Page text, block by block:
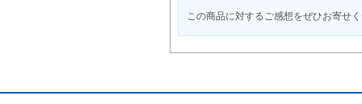
この商品に対するご感想をぜひお寄せ